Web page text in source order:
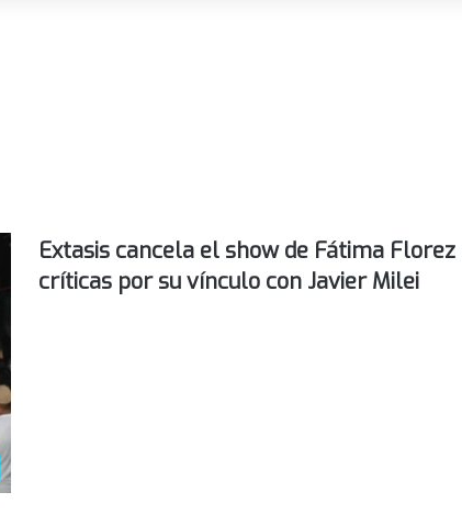
Extasis cancela el show de Fátima
críticas por su vínculo con Javier Milei